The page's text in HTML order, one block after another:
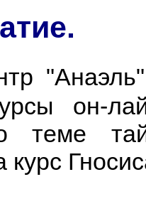
он-
теме
курс